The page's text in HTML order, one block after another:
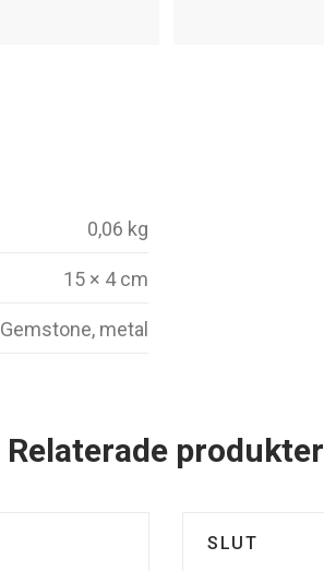
0,06 kg
15 × 4 cm
Gemstone, metal
Relaterade produkter
SLUT